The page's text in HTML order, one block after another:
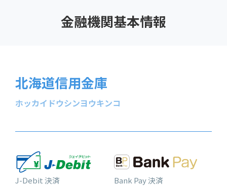
金融機関基本情報
北海道信用金庫
ホッカイドウシンヨウキンコ
J-Debit 決済
Bank Pay 決済